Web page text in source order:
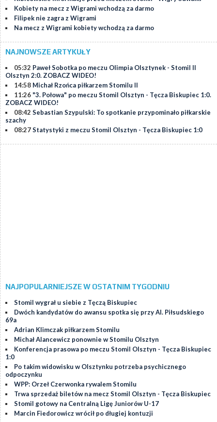
Kobiety na mecz z Wigrami wchodzą za darmo
Filipek nie zagra z Wigrami
Na mecz z Wigrami kobiety wchodzą za darmo
NAJNOWSZE ARTYKUŁY
05:32 Paweł Sobotka po meczu Olimpia Olsztynek - Stomil II
Olsztyn 2:0. ZOBACZ WIDEO!
14:58 Michał Rzońca piłkarzem Stomilu II
11:26 "3. Połowa" po meczu Stomil Olsztyn - Tęcza Biskupiec 1:0.
ZOBACZ WIDEO!
08:42 Sebastian Szypulski: To spotkanie przypominało piłkarskie
szachy
08:27Statystyki z meczu Stomil Olsztyn - Tęcza Biskupiec 1:0
NAJPOPULARNIEJSZE W OSTATNIM TYGODNIU
Stomil wygrał u siebie z Tęczą Biskupiec
Dwóch kandydatów do awansu spotka się przy Al. Piłsudskiego
69a
Adrian Klimczak piłkarzem Stomilu
Michał Alancewicz ponownie w Stomilu Olsztyn
Konferencja prasowa po meczu Stomil Olsztyn - Tęcza Biskupiec
1:0
Po takim widowisku w Olsztynku potrzeba psychicznego
odpoczynku
WPP: Orzeł Czerwonka rywalem Stomilu
Trwa sprzedaż biletów na mecz Stomil Olsztyn - Tęcza Biskupiec
Stomil gotowy na Centralną Ligę Juniorów U-17
Marcin Fiedorowicz wrócił po długiej kontuzji